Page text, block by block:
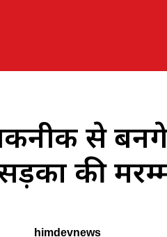
से बनेंगे
की
himdevnews